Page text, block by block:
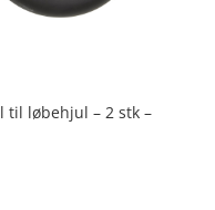
til løbehjul – 2 stk –